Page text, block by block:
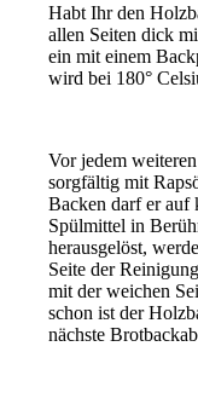
Habt Ihr den
allen Seiten dick
ein mit einem
wird bei 180°
Vor jedem
sorgfältig mit
Backen darf er auf
Spülmittel in
herausgelöst,
Seite der
mit der weichen
schon ist der
nächste